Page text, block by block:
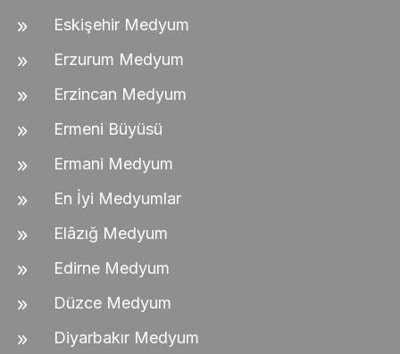
Eskişehir Medyum
Erzurum Medyum
Erzincan Medyum
Ermeni Büyüsü
Ermani Medyum
En İyi Medyumlar
Elâzığ Medyum
Edirne Medyum
Düzce Medyum
Diyarbakır Medyum